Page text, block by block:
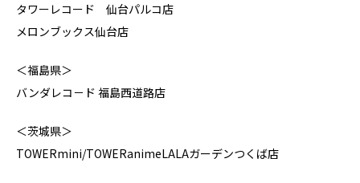
タワーレコード 仙台パルコ店
メロンブックス仙台店
＜福島県＞
バンダレコ－ド 福島西道路店
＜茨城県＞
TOWERmini/TOWERanimeLALAガーデンつくば店